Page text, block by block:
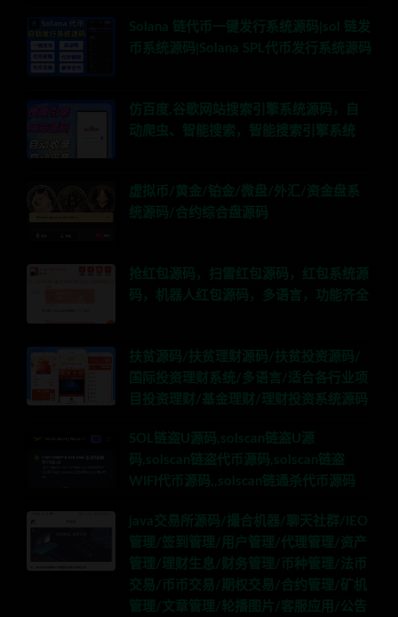
Solana 链代币一键发行系统源码|sol 链发
币系统源码|Solana SPL代币发行系统源码
仿百度,谷歌网站搜索引擎系统源码，自
动爬虫、智能搜索，智能搜索引擎系统
虚拟币/黄金/铂金/微盘/外汇/资金盘系
统源码/合约综合盘源码
抢红包源码，扫雷红包源码，红包系统源
码，机器人红包源码，多语言，功能齐全
扶贫源码/扶贫理财源码/扶贫投资源码/
国际投资理财系统/多语言/适合各行业项
目投资理财/基金理财/理财投资系统源码
SOL链盗U源码,solscan链盗U源
码,solscan链盗代币源码,solscan链盗
WIFI代币源码,,solscan链通杀代币源码
java交易所源码/撮合机器/聊天社群/IEO
管理/签到管理/用户管理/代理管理/资产
管理/理财生息/财务管理/币种管理/法币
交易/币币交易/期权交易/合约管理/矿机
管理/文章管理/轮播图片/客服应用/公告